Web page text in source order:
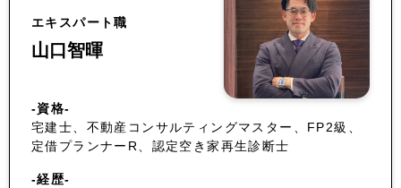
エキスパート職
山口智暉
-資格-
宅建士、不動産コンサルティングマスター、FP2級、
定借プランナーR、認定空き家再生診断士
-経歴-